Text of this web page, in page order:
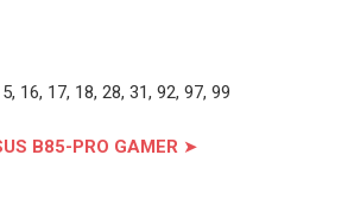
16, 17, 18, 28, 31, 92, 97, 99
B85-PRO GAMER ➤